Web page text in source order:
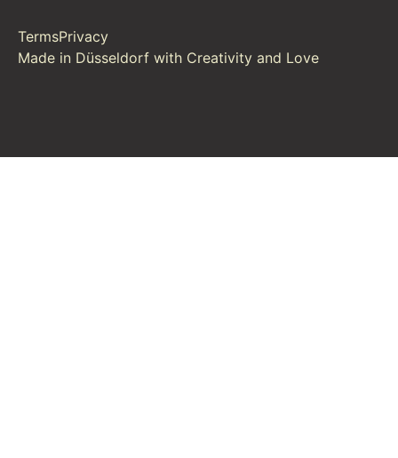
Made in Düsseldorf with Creativity and Love
TermsPrivacy